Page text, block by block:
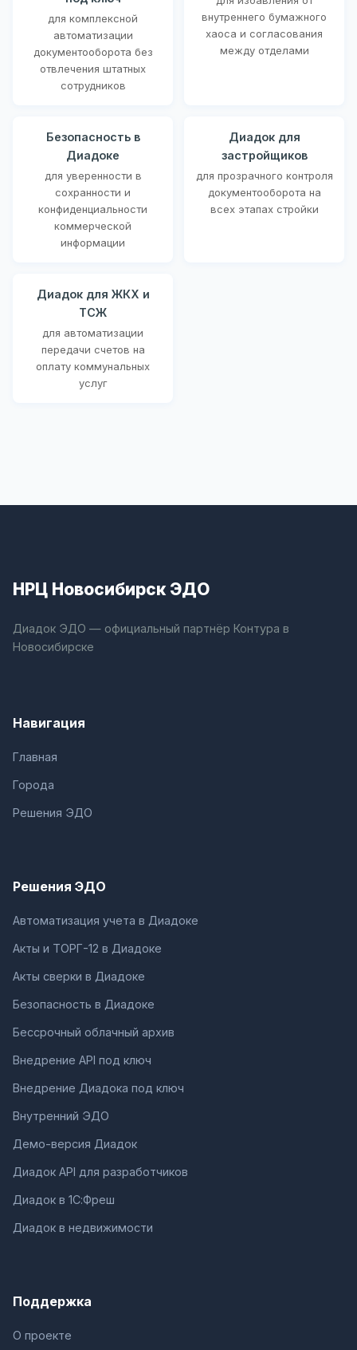
для комплексной
автоматизации
документооборота без
отвлечения штатных
сотрудников
внутреннего бумажного
хаоса и согласования
между отделами
Безопасность в
Диадоке
для уверенности в
сохранности и
конфиденциальности
коммерческой
информации
Диадок для
застройщиков
для прозрачного контроля
документооборота на
всех этапах стройки
Диадок для ЖКХ и
ТСЖ
для автоматизации
передачи счетов на
оплату коммунальных
услуг
НРЦ Новосибирск ЭДО
Диадок ЭДО — официальный партнёр Контура в
Новосибирске
Навигация
Главная
Города
Решения ЭДО
Решения ЭДО
Автоматизация учета в Диадоке
Акты и ТОРГ-12 в Диадоке
Акты сверки в Диадоке
Безопасность в Диадоке
Бессрочный облачный архив
Внедрение API под ключ
Внедрение Диадока под ключ
Внутренний ЭДО
Демо-версия Диадок
Диадок API для разработчиков
Диадок в 1С:Фреш
Диадок в недвижимости
Поддержка
О проекте